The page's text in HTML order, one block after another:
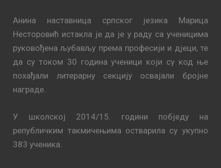
Анина наставница српског језика Марица
Несторовић истакла је да је у раду са ученицима
руковођена љубављу према професији и дјеци, те
да су током 30 година ученици који су код ње
похађали литерарну секцију освајали бројне
награде.
У школској 2014/15. години побједу на
републичким такмичењима остварила су укупно
383 ученика.